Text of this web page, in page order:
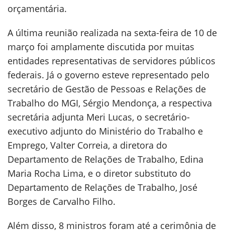
orçamentária.
A última reunião realizada na sexta-feira de 10 de
março foi amplamente discutida por muitas
entidades representativas de servidores públicos
federais. Já o governo esteve representado pelo
secretário de Gestão de Pessoas e Relações de
Trabalho do MGI, Sérgio Mendonça, a respectiva
secretária adjunta Meri Lucas, o secretário-
executivo adjunto do Ministério do Trabalho e
Emprego, Valter Correia, a diretora do
Departamento de Relações de Trabalho, Edina
Maria Rocha Lima, e o diretor substituto do
Departamento de Relações de Trabalho, José
Borges de Carvalho Filho.
Além disso, 8 ministros foram até a cerimônia de